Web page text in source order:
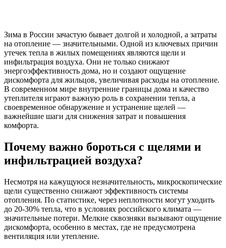
Зима в России зачастую бывает долгой и холодной, а затраты
на отопление — значительными. Одной из ключевых причин
утечек тепла в жилых помещениях являются щели и
инфильтрация воздуха. Они не только снижают
энергоэффективность дома, но и создают ощущение
дискомфорта для жильцов, увеличивая расходы на отопление.
В современном мире внутренние границы дома и качество
утеплителя играют важную роль в сохранении тепла, а
своевременное обнаружение и устранение щелей —
важнейшие шаги для снижения затрат и повышения
комфорта.
Почему важно бороться с щелями и
инфильтрацией воздуха?
Несмотря на кажущуюся незначительность, микроскопические
щели существенно снижают эффективность системы
отопления. По статистике, через неплотности могут уходить
до 20-30% тепла, что в условиях российского климата —
значительные потери. Мелкие сквозняки вызывают ощущение
дискомфорта, особенно в местах, где не предусмотрена
вентиляция или утепление.